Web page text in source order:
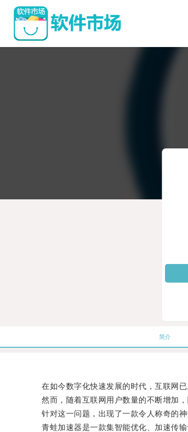
简介
在如今数字化快速发展的时代，互联网已
然而，随着互联网用户数量的不断增加，
针对这一问题，出现了一款令人称奇的
青蛙加速器是一款集智能优化、加速传输